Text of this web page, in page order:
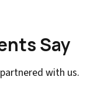
Say
with us.